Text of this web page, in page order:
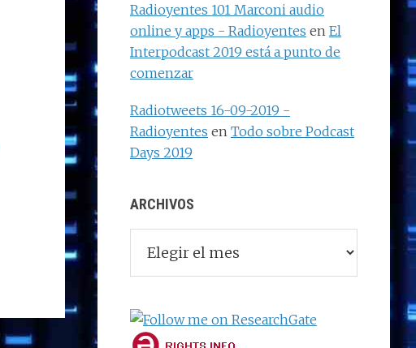
Radioyentes 101 Marconi audio
online y apps - Radioyentes en El
Interpodcast 2019 está a punto de
comenzar
Radiotweets 16-09-2019 -
Radioyentes en Todo sobre Podcast
Days 2019
ARCHIVOS